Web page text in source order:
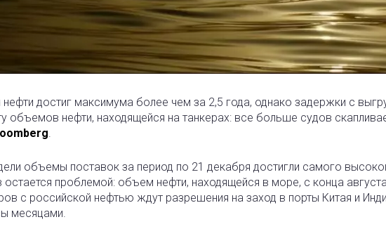
достиг максимума более чем за 2,5 года, однако задержки с
объемов нефти, находящейся на танкерах: все больше судов
.
объемы поставок за период по 21 декабря достигли самого
остается проблемой: объем нефти, находящейся в море, с конца
с российской нефтью ждут разрешения на заход в порты Китая и
месяцами.